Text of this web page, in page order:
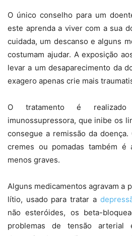
O único conselho para um
este aprenda a viver com a sua
cuidada, um descanso e alguns
costumam ajudar. A exposição
levar a um desaparecimento da
exagero apenas crie mais
O tratamento é
imunossupressora, que inibe os
consegue a remissão da
cremes ou pomadas também é
menos graves.
Alguns medicamentos agravam a
lítio, usado para tratar a
não esteróides, os beta-
problemas de tensão